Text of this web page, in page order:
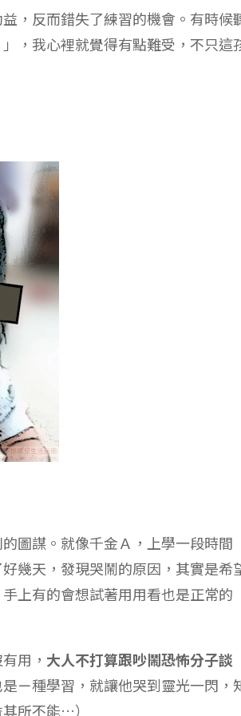
圖謀。就像千金Ａ，上學一段時間
幾天，發現哭鬧的原因，其實是希
上有的會想試著用用看也是正常的
用，
ㄧ種學習，就讓他哭到靈光一閃，
所不能…）
的是平撫情緒。
了